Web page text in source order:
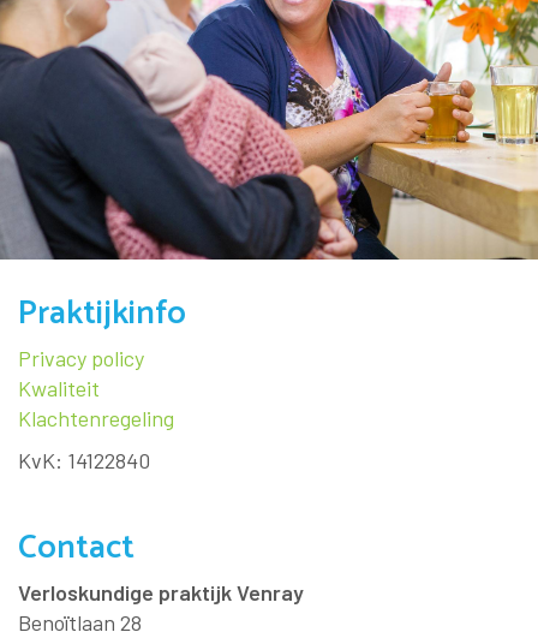
Praktijkinfo
Privacy policy
Kwaliteit
Klachtenregeling
KvK: 14122840
Contact
Verloskundige praktijk Venray
Benoïtlaan 28